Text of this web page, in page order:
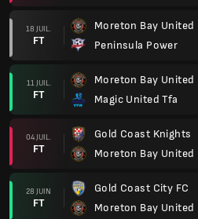
18 JUIL.
FT
Moreton Bay United
Peninsula Power
11 JUIL.
FT
Moreton Bay United
Magic United Tfa
04 JUIL.
FT
Gold Coast Knights
Moreton Bay United
28 JUIN
FT
Gold Coast City FC
Moreton Bay United